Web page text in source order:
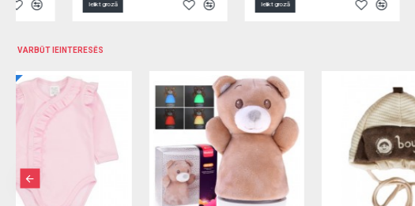
Ielikt grozā Ielikt grozā Ielikt grozā
VARBŪT IEINTERESĒS